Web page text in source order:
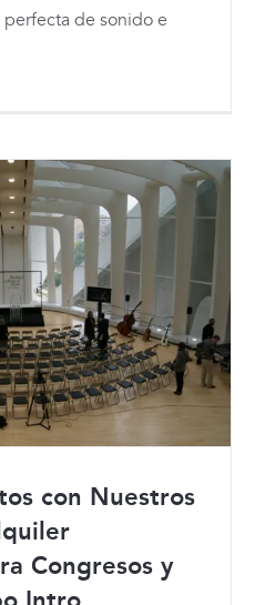
de sonido e
con Nuestros
con Nuestros
Congresos y